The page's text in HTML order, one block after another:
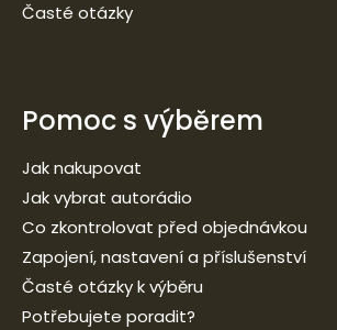
Časté otázky
Pomoc s výběrem
Jak nakupovat
Jak vybrat autorádio
Co zkontrolovat před objednávkou
Zapojení, nastavení a příslušenství
Časté otázky k výběru
Potřebujete poradit?